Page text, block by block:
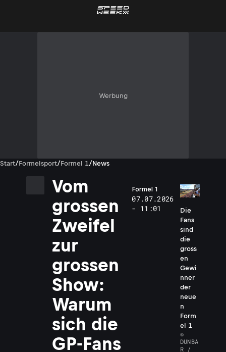
Werbung
Start/Formelsport/Formel 1/News
Vom
grossen
Zweifel
zur
grossen
Show:
Warum
sich die
GP-Fans
Formel 1
07.07.2026
- 11:01
Die
Fans
sind
die
gross
en
Gewi
nner
der
neue
n
Form
el 1
©
DUNBA
R /